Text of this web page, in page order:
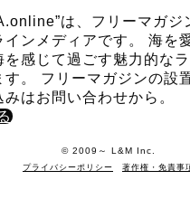
は、フリーマガジ
インメディアです。 海を
を感じて過ごす魅力的な
す。 フリーマガジンの設
はお問い合わせから。
©️ 2009～ L&M Inc.
プライバシーポリシー 著作権・免責事